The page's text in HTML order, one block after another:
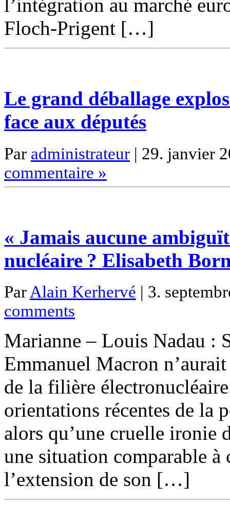
l’intégration au marché
Floch-Prigent […]
Le grand déballage
face aux députés
Par administrateur | 29. janvier
commentaire »
« Jamais aucune
nucléaire ? Elisabeth
Par Alain Kerhervé | 3.
comments
Marianne – Louis Nadau :
Emmanuel Macron
de la filière
orientations récentes de la
alors qu’une cruelle ironie
une situation comparable
l’extension de son […]